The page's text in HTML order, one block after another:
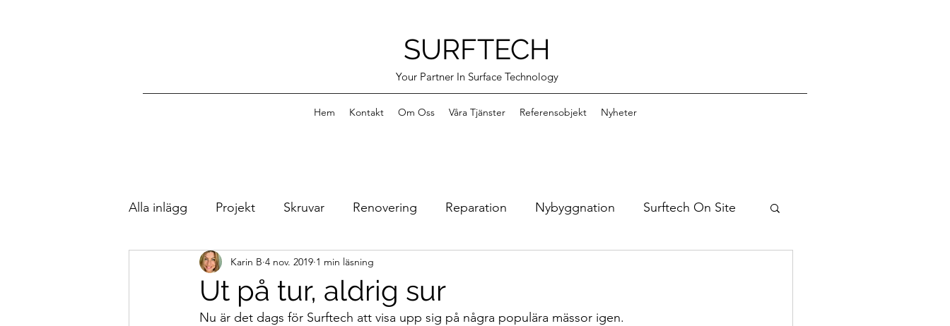
SURFTECH
Your Partner In Surface Technology
Hem Kontakt Om Oss Våra Tjänster Referensobjekt Nyheter
Alla inlägg Projekt Skruvar Renovering Reparation Nybyggnation Surftech On Site
Trevliga Möten OxiFree Bilder från verkstan
Bara för skojs skull Samarbeten
Ut på tur, aldrig sur
Karin B 4 nov. 2019 1 min läsning
Nu är det dags för Surftech att visa upp sig på några populära mässor igen.